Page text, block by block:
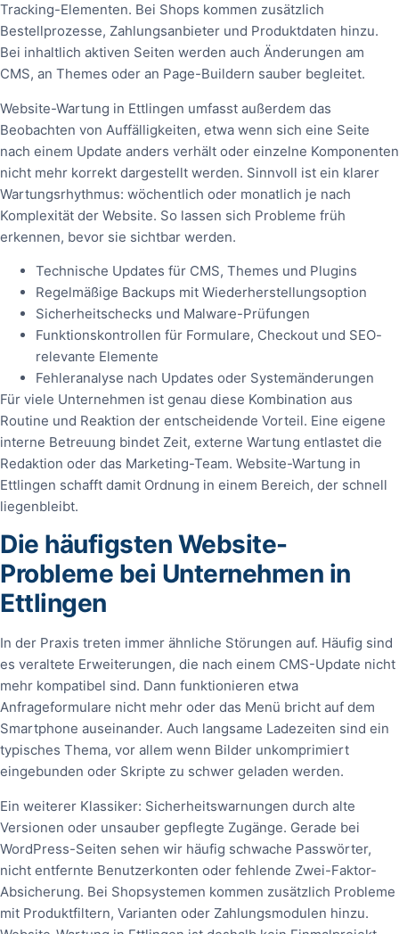
Tracking-Elementen. Bei Shops kommen zusätzlich
Bestellprozesse, Zahlungsanbieter und Produktdaten hinzu.
Bei inhaltlich aktiven Seiten werden auch Änderungen am
CMS, an Themes oder an Page-Buildern sauber begleitet.
Website-Wartung in Ettlingen umfasst außerdem das
Beobachten von Auffälligkeiten, etwa wenn sich eine Seite
nach einem Update anders verhält oder einzelne Komponenten
nicht mehr korrekt dargestellt werden. Sinnvoll ist ein klarer
Wartungsrhythmus: wöchentlich oder monatlich je nach
Komplexität der Website. So lassen sich Probleme früh
erkennen, bevor sie sichtbar werden.
Technische Updates für CMS, Themes und Plugins
Regelmäßige Backups mit Wiederherstellungsoption
Sicherheitschecks und Malware-Prüfungen
Funktionskontrollen für Formulare, Checkout und SEO-
relevante Elemente
Fehleranalyse nach Updates oder Systemänderungen
Für viele Unternehmen ist genau diese Kombination aus
Routine und Reaktion der entscheidende Vorteil. Eine eigene
interne Betreuung bindet Zeit, externe Wartung entlastet die
Redaktion oder das Marketing-Team. Website-Wartung in
Ettlingen schafft damit Ordnung in einem Bereich, der schnell
liegenbleibt.
Die häufigsten Website-
Probleme bei Unternehmen in
Ettlingen
In der Praxis treten immer ähnliche Störungen auf. Häufig sind
es veraltete Erweiterungen, die nach einem CMS-Update nicht
mehr kompatibel sind. Dann funktionieren etwa
Anfrageformulare nicht mehr oder das Menü bricht auf dem
Smartphone auseinander. Auch langsame Ladezeiten sind ein
typisches Thema, vor allem wenn Bilder unkomprimiert
eingebunden oder Skripte zu schwer geladen werden.
Ein weiterer Klassiker: Sicherheitswarnungen durch alte
Versionen oder unsauber gepflegte Zugänge. Gerade bei
WordPress-Seiten sehen wir häufig schwache Passwörter,
nicht entfernte Benutzerkonten oder fehlende Zwei-Faktor-
Absicherung. Bei Shopsystemen kommen zusätzlich Probleme
mit Produktfiltern, Varianten oder Zahlungsmodulen hinzu.